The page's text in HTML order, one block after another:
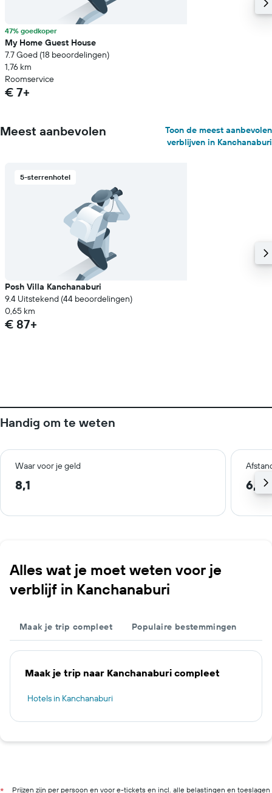
47% goedkoper
My Home Guest House
7.7 Goed (18 beoordelingen)
1,76 km
Roomservice
€ 7+
Meest aanbevolen
Toon de meest aanbevolen
verblijven in Kanchanaburi
5-sterrenhotel
Posh Villa Kanchanaburi
9.4 Uitstekend (44 beoordelingen)
0,65 km
€ 87+
Handig om te weten
Waar voor je geld
8,1 6,0
Alles wat je moet weten voor je
verblijf in Kanchanaburi
Maak je trip compleet Populaire bestemmingen
Maak je trip naar Kanchanaburi compleet
Hotels in Kanchanaburi
Prijzen zijn per persoon en voor e-tickets en incl. alle belastingen en toeslagen